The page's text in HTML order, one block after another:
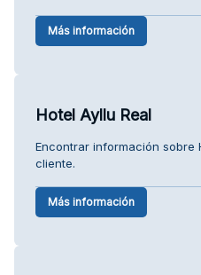
Más información
Hotel Ayllu Real
Encontrar información sobre
cliente.
Más información